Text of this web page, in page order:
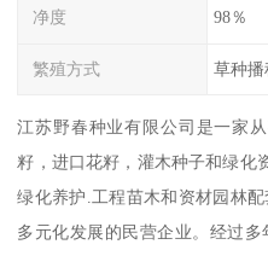
净度 98％
繁殖方式 草种播
江苏野春种业有限公司是一家
籽，进口花籽，灌木种子和绿化
绿化养护.工程苗木和资材园林
多元化发展的民营企业。经过